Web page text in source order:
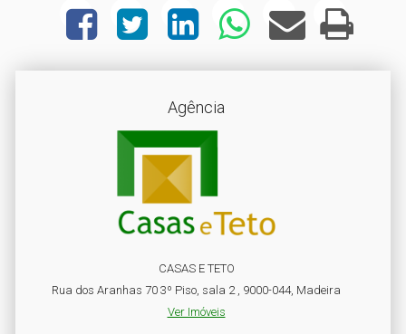
Agência
CASAS E TETO
Rua dos Aranhas 70 3º Piso, sala 2 , 9000-044, Madeira
Ver Imóveis